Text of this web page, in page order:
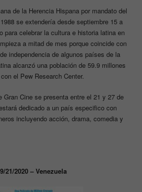
de la Herencia Hispana por mandato del
se extendería desde septiembre 15 a
para celebrar la cultura e historia latina en
a mitad de mes porque coincide con
independencia de algunos países de la
alcanzó una población de 59.9 millones
el Pew Research Center.
Gran Cine se presenta entre el 21 y 27 de
dedicado a un país especifico con
incluyendo acción, drama, comedia y
9/21/2020 – Venezuela